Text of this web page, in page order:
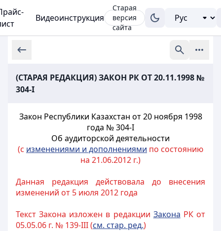
Видеоинструкция
Старая
версия
сайта
(СТАРАЯ РЕДАКЦИЯ) ЗАКОН РК ОТ 20.11.1998 №
304-I
Закон Республики Казахстан от 20 ноября 1998
года № 304-I
Об аудиторской деятельности
(с изменениями и дополнениями по состоянию
на 21.06.2012 г.)
Данная редакция действовала до внесения
изменений от 5 июля 2012 года
Текст Закона изложен в редакции Закона РК от
05.05.06 г. № 139-III (см. стар. ред.)